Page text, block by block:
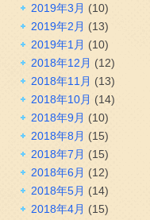
2019年3月 (10)
2019年2月 (13)
2019年1月 (10)
2018年12月 (12)
2018年11月 (13)
2018年10月 (14)
2018年9月 (10)
2018年8月 (15)
2018年7月 (15)
2018年6月 (12)
2018年5月 (14)
2018年4月 (15)